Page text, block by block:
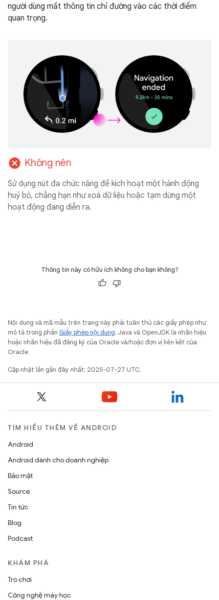
người dùng mất thông tin chỉ đường vào các thời điểm
quan trọng.
cancel Không nên
Sử dụng nút đa chức năng để kích hoạt một hành động
huỷ bỏ, chẳng hạn như xoá dữ liệu hoặc tạm dừng một
hoạt động đang diễn ra.
Thông tin này có hữu ích không cho bạn không?
Nội dung và mã mẫu trên trang này phải tuân thủ các giấy phép như
mô tả trong phần Giấy phép nội dung. Java và OpenJDK là nhãn hiệu
hoặc nhãn hiệu đã đăng ký của Oracle và/hoặc đơn vị liên kết của
Oracle.
Cập nhật lần gần đây nhất: 2025-07-27 UTC.
TÌM HIỂU THÊM VỀ ANDROID
Android
Android dành cho doanh nghiệp
Bảo mật
Source
Tin tức
Blog
Podcast
KHÁM PHÁ
Trò chơi
Công nghệ máy học